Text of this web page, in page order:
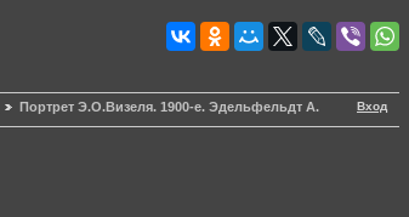
Вход
Портрет Э.О.Визеля. 1900-е. Эдельфельдт А.